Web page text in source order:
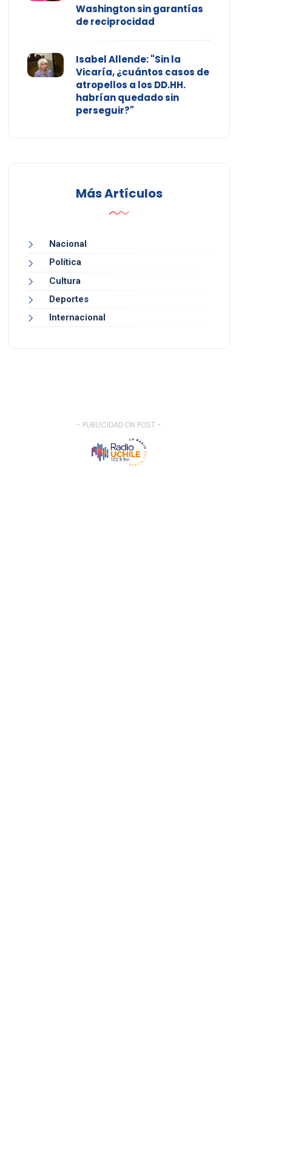
Washington sin garantías
de reciprocidad
Isabel Allende: "Sin la
Vicaría, ¿cuántos casos de
atropellos a los DD.HH.
habrían quedado sin
perseguir?"
Más Artículos
Nacional
Política
Cultura
Deportes
Internacional
- PUBLICIDAD ON POST -